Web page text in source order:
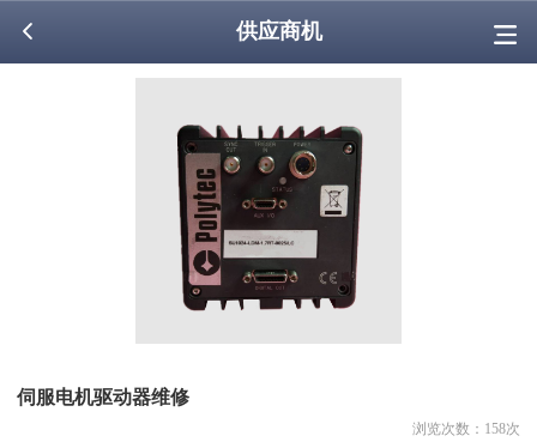
供应商机
伺服电机驱动器维修
浏览次数： 158次